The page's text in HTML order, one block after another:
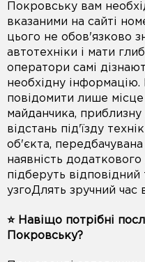
Покровську вам
вказаними на сайті
цього не обов'язково
автотехніки і мати
оператори самі
необхідну
повідомити лише
майданчика, приблизну
відстань під'їзду
об'єкта, передбачувана
наявність
підберуть
узгоДлять зручний час
⭐️ Навіщо потрібні
Покровську?